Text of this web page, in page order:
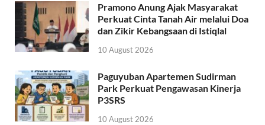
Pramono Anung Ajak Masyarakat
Perkuat Cinta Tanah Air melalui Doa
dan Zikir Kebangsaan di Istiqlal
10 August 2026
Paguyuban Apartemen Sudirman
Park Perkuat Pengawasan Kinerja
P3SRS
10 August 2026